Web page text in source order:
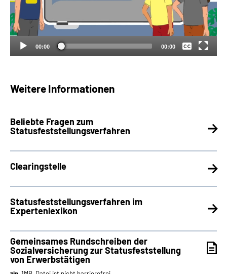
00:00 00:00
Keine
Deutsch
Weitere Informationen
Beliebte Fragen zum
Statusfeststellungsverfahren
Clearingstelle
Statusfeststellungsverfahren im
Expertenlexikon
Gemeinsames Rundschreiben der
Sozialversicherung zur Statusfeststellung
von Erwerbstätigen